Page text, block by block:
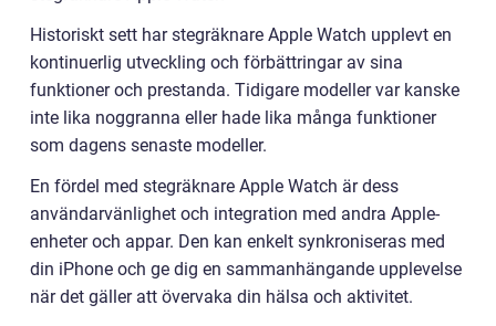
Historiskt sett har stegräknare Apple Watch upplevt en
kontinuerlig utveckling och förbättringar av sina
funktioner och prestanda. Tidigare modeller var kanske
inte lika noggranna eller hade lika många funktioner
som dagens senaste modeller.
En fördel med stegräknare Apple Watch är dess
användarvänlighet och integration med andra Apple-
enheter och appar. Den kan enkelt synkroniseras med
din iPhone och ge dig en sammanhängande upplevelse
när det gäller att övervaka din hälsa och aktivitet.